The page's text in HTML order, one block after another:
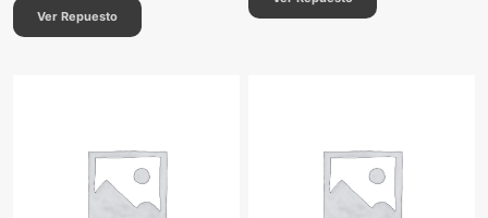
Ver Repuesto